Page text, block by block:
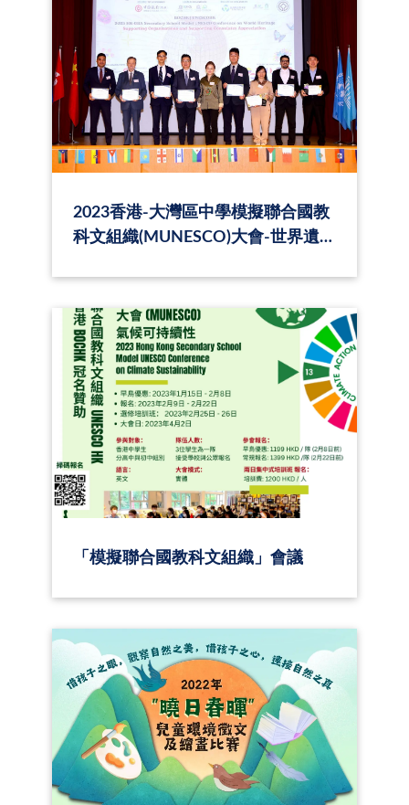
2023香港-大灣區中學模擬聯合國教
科文組織(MUNESCO)大會-世界遺
「模擬聯合國教科文組織」會議